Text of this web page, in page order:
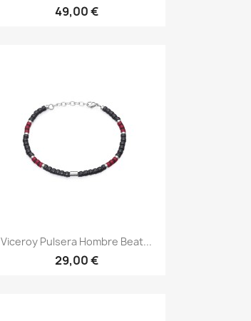
49,00 €
Vista rápida
Viceroy Pulsera Hombre Beat...
29,00 €